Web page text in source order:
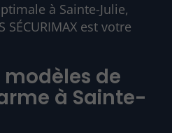
à Sainte-Julie,
SÉCURIMAX est votre
modèles de
à Sainte-